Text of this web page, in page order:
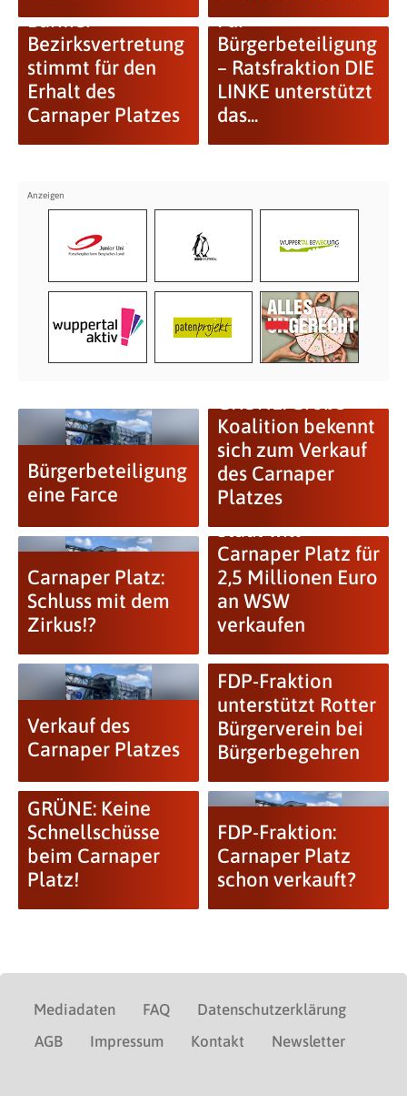
Barmer
Bezirksvertretung
stimmt für den
Erhalt des
Carnaper Platzes
Für
Bürgerbeteiligung
– Ratsfraktion DIE
LINKE unterstützt
das...
Bürgerbeteiligung
eine Farce
Koalition bekennt
sich zum Verkauf
des Carnaper
Platzes
Carnaper Platz:
Schluss mit dem
Zirkus!?
Stadt will
Carnaper Platz für
2,5 Millionen Euro
an WSW
verkaufen
Verkauf des
Carnaper Platzes
FDP-Fraktion
unterstützt Rotter
Bürgerverein bei
Bürgerbegehren
GRÜNE: Keine
Schnellschüsse
beim Carnaper
Platz!
FDP-Fraktion:
Carnaper Platz
schon verkauft?
Mediadaten FAQ
Datenschutzerklärung
AGB
Impressum Kontakt Newsletter